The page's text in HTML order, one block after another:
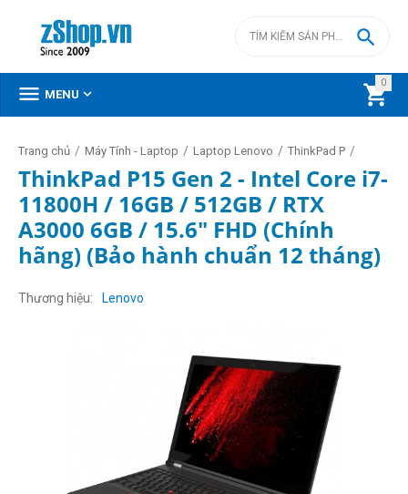
0


 MENU 
Trang chủ / Máy Tính - Laptop / Laptop Lenovo / ThinkPad P /
ThinkPad P15 Gen 2 - Intel Core i7-
11800H / 16GB / 512GB / RTX
A3000 6GB / 15.6" FHD (Chính
hãng) (Bảo hành chuẩn 12 tháng)
Thương hiệu Lenovo